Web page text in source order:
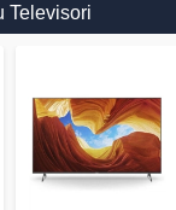
Televisori